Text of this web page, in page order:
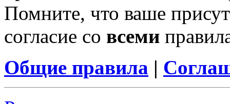
Помните, что ваше
согласие со всеми
Общие правила |